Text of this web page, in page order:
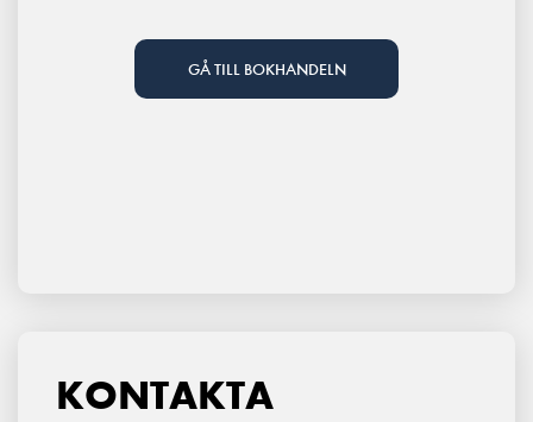
GÅ TILL BOKHANDELN
KONTAKTA